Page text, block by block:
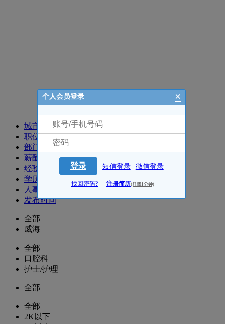
招聘职位
城市
职位
部门
薪酬
经验
学历
人事
发布时间
全部
威海
全部
口腔科
护士/护理
全部
全部
2K以下
个人会员登录 ×
登录 短信登录 微信登录
找回密码? 注册简历(只需1分钟)